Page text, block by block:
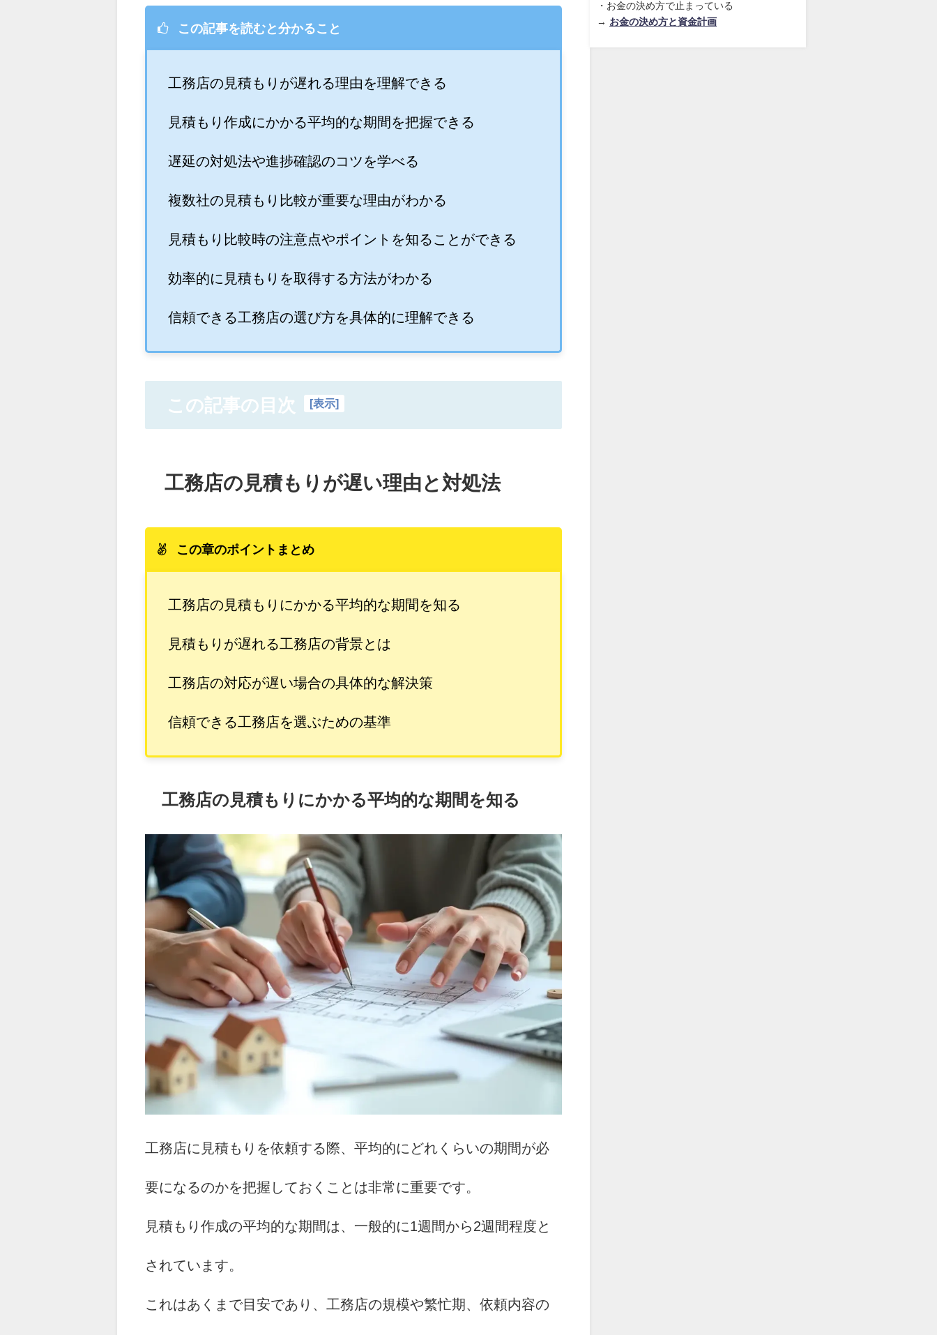
この記事を読むと分かること
工務店の見積もりが遅れる理由を理解できる
見積もり作成にかかる平均的な期間を把握できる
遅延の対処法や進捗確認のコツを学べる
複数社の見積もり比較が重要な理由がわかる
見積もり比較時の注意点やポイントを知ることができる
効率的に見積もりを取得する方法がわかる
信頼できる工務店の選び方を具体的に理解できる
この記事の目次 [表示]
工務店の見積もりが遅い理由と対処法
この章のポイントまとめ
工務店の見積もりにかかる平均的な期間を知る
見積もりが遅れる工務店の背景とは
工務店の対応が遅い場合の具体的な解決策
信頼できる工務店を選ぶための基準
工務店の見積もりにかかる平均的な期間を知る
工務店に見積もりを依頼する際、平均的にどれくらいの期間が必
要になるのかを把握しておくことは非常に重要です。
見積もり作成の平均的な期間は、一般的に1週間から2週間程度と
されています。
これはあくまで目安であり、工務店の規模や繁忙期、依頼内容の
・お金の決め方で止まっている
→ お金の決め方と資金計画